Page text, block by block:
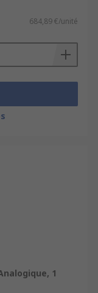
684,89 €/unité
1